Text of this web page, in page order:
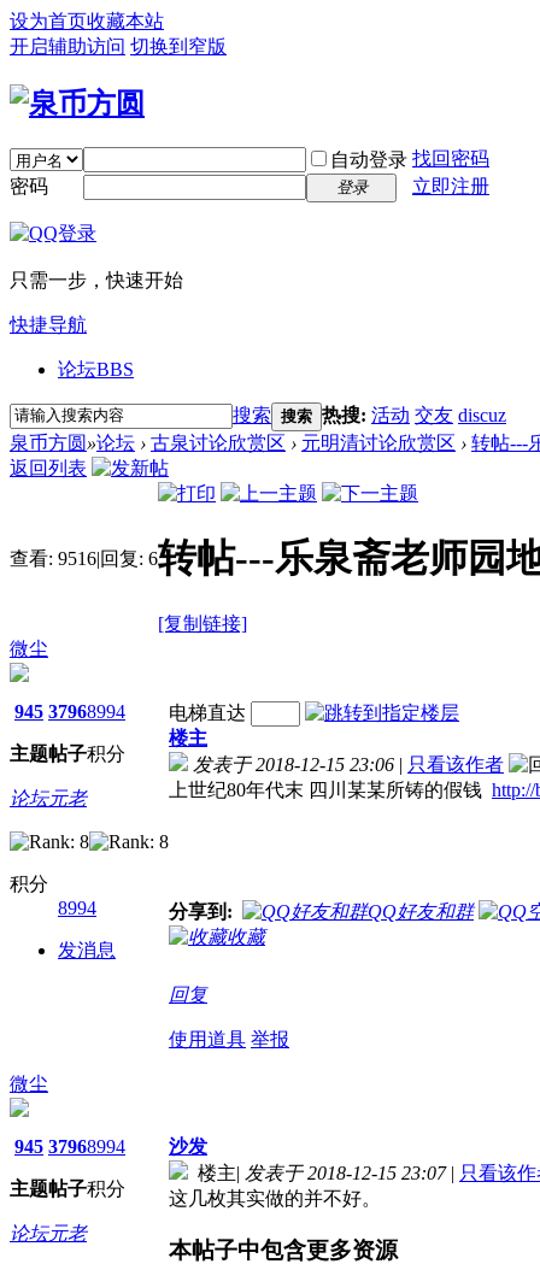
设为首页收藏本站
开启辅助访问 切换到窄版
自动登录 找回密码
密码
登录 立即注册
只需一步，快速开始
快捷导航
论坛BBS
搜索 搜索 热搜: 活动 交友 discuz
泉币方圆 »论坛 › 古泉讨论欣赏区 › 元明清讨论欣赏区 › 转帖---
返回列表
查看: 9516|回复: 6转帖---乐泉斋老师园
[复制链接]
微尘
945
主题
3796
帖子
8994
积分
论坛元老
积分
8994
发消息
电梯直达
楼主
发表于 2018-12-15 23:06 | 只看该作者
上世纪80年代末 四川某某所铸的假钱 http://
分享到:
QQ好友和群
收藏
回复
使用道具 举报
微尘
945
主题
3796
帖子
8994
积分
论坛元老
沙发
楼主| 发表于 2018-12-15 23:07 | 只看该
这几枚其实做的并不好。
本帖子中包含更多资源